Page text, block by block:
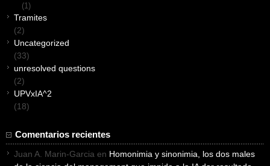
(1)
Tramites
(2)
Uncategorized
(33)
unresolved questions
(2)
UPVxIA^2
(18)
Comentarios recientes
Juan A. Marin-Garcia en Homonimia y sinonimia, los dos males